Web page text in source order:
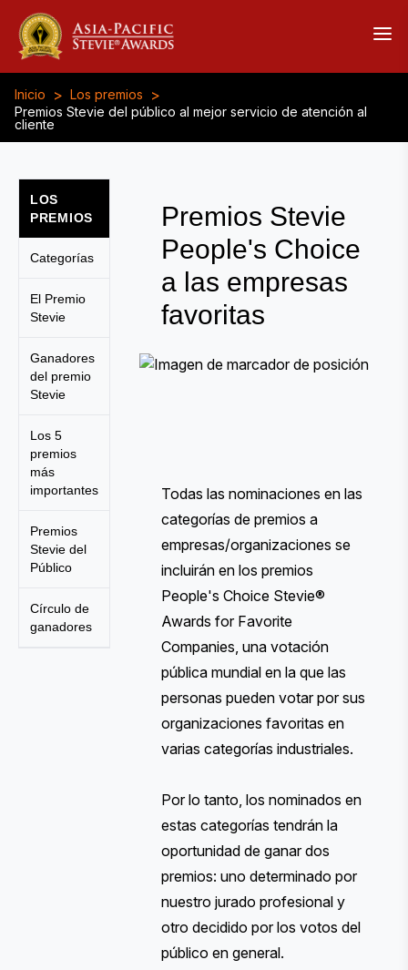
Inicio > Los premios >
Premios Stevie del público al mejor servicio de atención al
cliente
LOS
PREMIOS
Categorías
El Premio
Stevie
Ganadores
del premio
Stevie
Los 5
premios
más
importantes
Premios
Stevie del
Público
Círculo de
ganadores
Premios Stevie
People's Choice
a las empresas
favoritas
Todas las nominaciones en las
categorías de premios a
empresas/organizaciones se
incluirán en los premios
People's Choice Stevie®
Awards for Favorite
Companies, una votación
pública mundial en la que las
personas pueden votar por sus
organizaciones favoritas en
varias categorías industriales.
Por lo tanto, los nominados en
estas categorías tendrán la
oportunidad de ganar dos
premios: uno determinado por
nuestro jurado profesional y
otro decidido por los votos del
público en general.